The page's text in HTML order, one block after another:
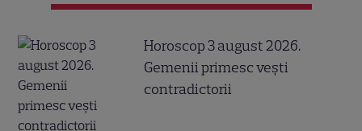
Horoscop 3 august 2026.
Gemenii primesc vești
contradictorii